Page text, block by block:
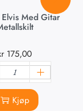
Elvis Med Gitar
175,00
Kjøp